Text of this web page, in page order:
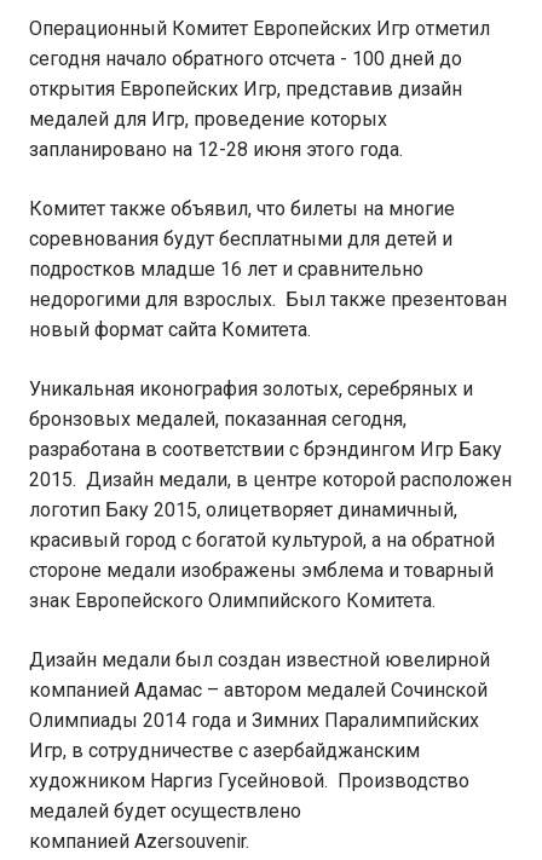
Операционный Комитет Европейских Игр отметил
сегодня начало обратного отсчета - 100 дней до
открытия Европейских Игр, представив дизайн
медалей для Игр, проведение которых
запланировано на 12-28 июня этого года.
Комитет также объявил, что билеты на многие
соревнования будут бесплатными для детей и
подростков младше 16 лет и сравнительно
недорогими для взрослых. Был также презентован
новый формат сайта Комитета.
Уникальная иконография золотых, серебряных и
бронзовых медалей, показанная сегодня,
разработана в соответствии с брэндингом Игр Баку
2015. Дизайн медали, в центре которой расположен
логотип Баку 2015, олицетворяет динамичный,
красивый город с богатой культурой, а на обратной
стороне медали изображены эмблема и товарный
знак Европейского Олимпийского Комитета.
Дизайн медали был создан известной ювелирной
компанией Адамас – автором медалей Сочинской
Олимпиады 2014 года и Зимних Паралимпийских
Игр, в сотрудничестве с азербайджанским
художником Наргиз Гусейновой. Производство
медалей будет осуществлено
компанией Azersouvenir.